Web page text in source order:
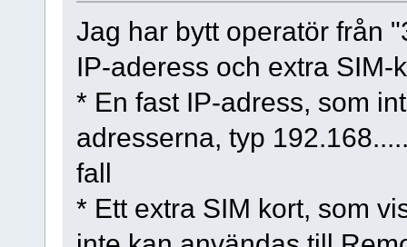
Jag har bytt operatör från
IP-aderess och extra SIM-
* En fast IP-adress, som
adresserna, typ
fall
* Ett extra SIM kort, som